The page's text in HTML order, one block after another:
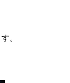
。